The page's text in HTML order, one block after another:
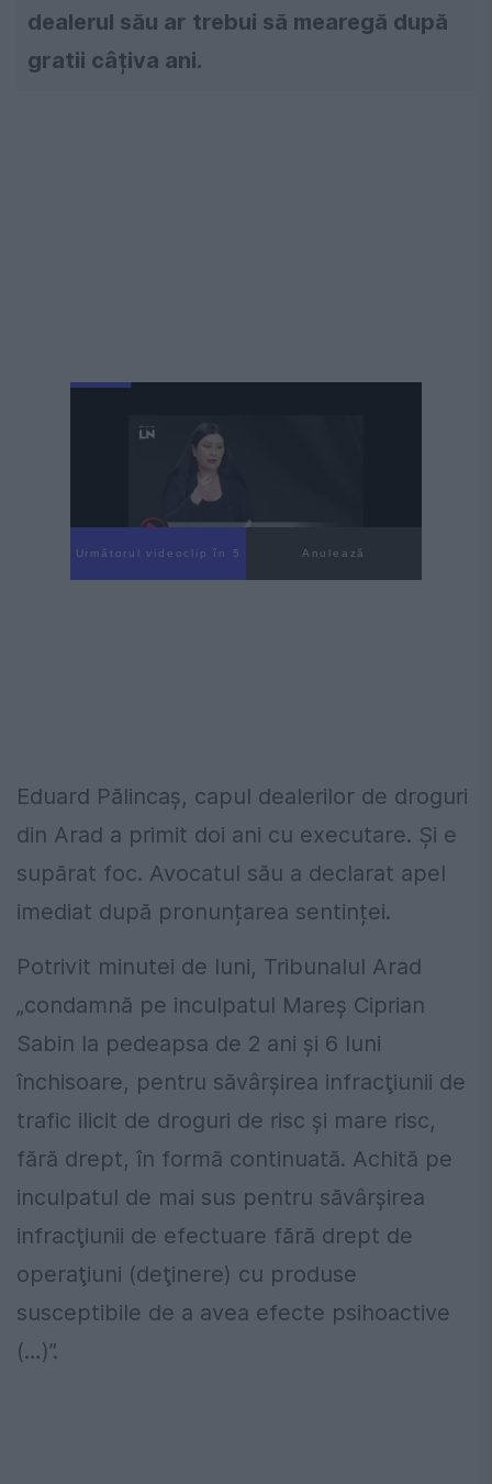
dealerul său ar trebui să mearegă după
gratii câțiva ani.
Următorul videoclip în 4 Anulează
Eduard Pălincaș, capul dealerilor de droguri
din Arad a primit doi ani cu executare. Și e
supărat foc. Avocatul său a declarat apel
imediat după pronunțarea sentinței.
Potrivit minutei de luni, Tribunalul Arad
„condamnă pe inculpatul Mareş Ciprian
Sabin la pedeapsa de 2 ani și 6 luni
închisoare, pentru săvârşirea infracţiunii de
trafic ilicit de droguri de risc și mare risc,
fără drept, în formă continuată. Achită pe
inculpatul de mai sus pentru săvârşirea
infracţiunii de efectuare fără drept de
operaţiuni (deţinere) cu produse
susceptibile de a avea efecte psihoactive
(…)”.